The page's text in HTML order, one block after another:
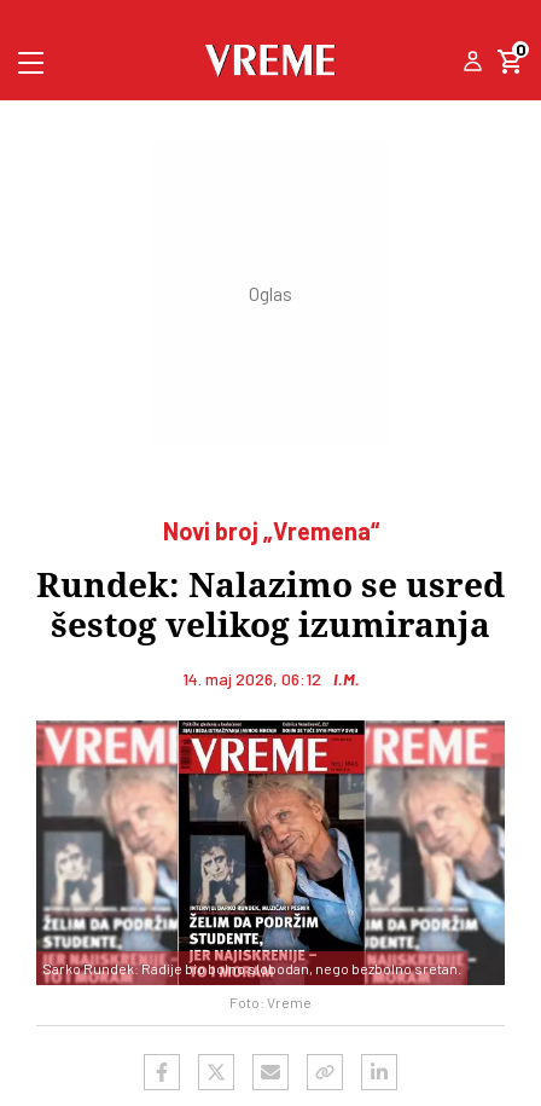
0
Novi broj „Vremena“
Rundek: Nalazimo se usred
šestog velikog izumiranja
14. maj 2026, 06:12 I.M.
Foto: Vreme
Sarko Rundek: Radije bio bolno slobodan, nego bezbolno sretan.